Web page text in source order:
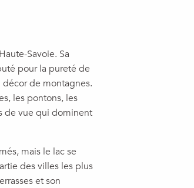
Savoie. Sa
pour la pureté de
décor de montagnes.
les pontons, les
de vue qui dominent
mais le lac se
des villes les plus
et son